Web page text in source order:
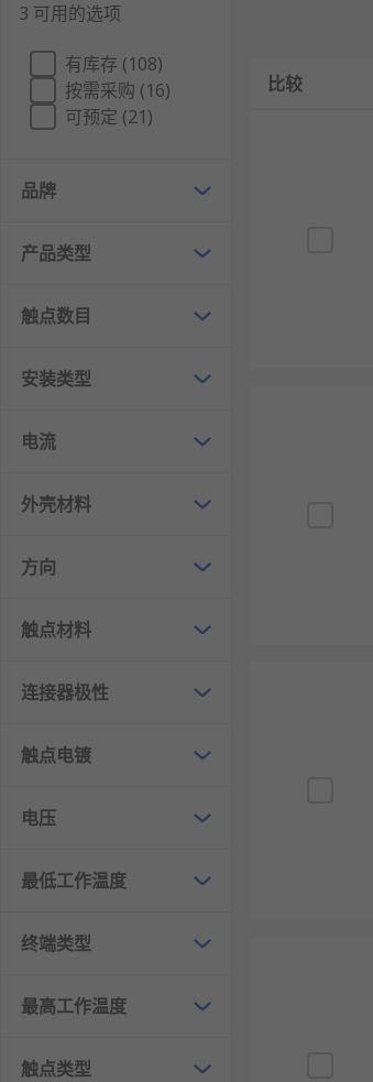
电池连接器不仅对可充电电池的应用有
的热塑性塑料外壳制成，具有耐用的刀
RS 欧时为您提供了不同品牌的电池连接器
3 可用的选项
有库存 (108)
按需采购 (16)
可预定 (21)
品牌
产品类型
触点数目
安装类型
电流
外壳材料
方向
触点材料
连接器极性
触点电镀
电压
最低工作温度
终端类型
最高工作温度
触点类型
比较